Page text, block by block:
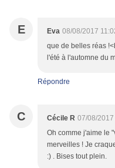
E Eva 08/08/2017
que de belles réas
l'été à l'automne du
Répondre
C Cécile R 07/08/
Oh comme j'aime le
merveilles ! Je
:) . Bises tout plein.